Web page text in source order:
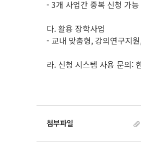
- 3개 사업간 중복 신청 가능
다. 활용 장학사업
- 교내 맞춤형, 강의연구지
라. 신청 시스템 사용 문의: